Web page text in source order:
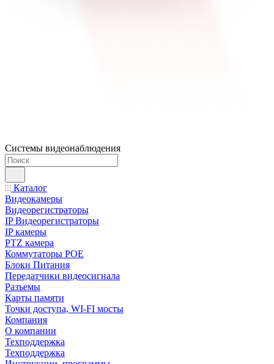
Системы видеонаблюдения
Каталог
Видеокамеры
Видеорегистраторы
IP Видеорегистраторы
IP камеры
PTZ камера
Коммутаторы POE
Блоки Питания
Передатчики видеосигнала
Разъемы
Карты памяти
Точки доступа, WI-FI мосты
Компания
О компании
Техподдержка
Техподдержка